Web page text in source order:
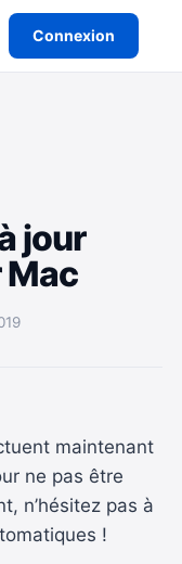
Connexion
jour
maintenant
ne pas être
n’hésitez pas à
!